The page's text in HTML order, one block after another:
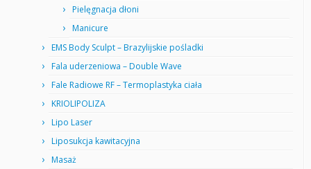
Pielęgnacja dłoni
Manicure
EMS Body Sculpt – Brazylijskie pośladki
Fala uderzeniowa – Double Wave
Fale Radiowe RF – Termoplastyka ciała
KRIOLIPOLIZA
Lipo Laser
Liposukcja kawitacyjna
Masaż